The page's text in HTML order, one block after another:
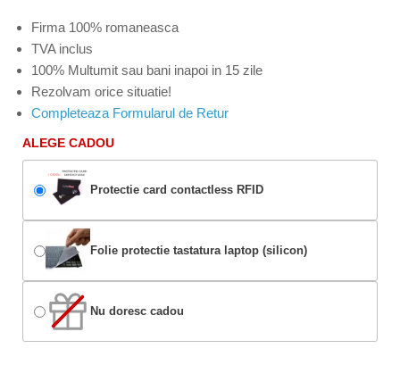
Firma 100% romaneasca
TVA inclus
100% Multumit sau bani inapoi in 15 zile
Rezolvam orice situatie!
Completeaza Formularul de Retur
ALEGE CADOU
Protectie card contactless RFID
Folie protectie tastatura laptop (silicon)
Nu doresc cadou